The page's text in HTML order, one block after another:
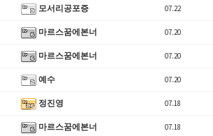
모서리공포증 07.22
마르스꿈에본너 07.20
마르스꿈에본너 07.20
예수 07.20
정진영 07.18
마르스꿈에본너 07.18